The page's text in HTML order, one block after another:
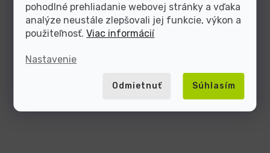
pohodlné prehliadanie webovej stránky a vďaka
analýze neustále zlepšovali jej funkcie, výkon a
použiteľnosť.Viac informácií
Nastavenie
Odmietnuť Súhlasím